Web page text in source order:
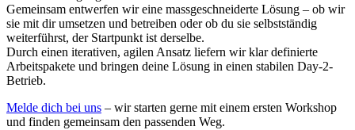
Gemeinsam entwerfen wir eine massgeschneiderte Lösung – ob wir
sie mit dir umsetzen und betreiben oder ob du sie selbstständig
weiterführst, der Startpunkt ist derselbe.
Durch einen iterativen, agilen Ansatz liefern wir klar definierte
Arbeitspakete und bringen deine Lösung in einen stabilen Day-2-
Betrieb.
Melde dich bei uns – wir starten gerne mit einem ersten Workshop
und finden gemeinsam den passenden Weg.